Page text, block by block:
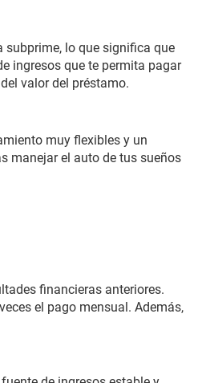
subprime, lo que significa que
ingresos que te permita pagar
valor del préstamo.
muy flexibles y un
manejar el auto de tus sueños
financieras anteriores.
el pago mensual. Además,